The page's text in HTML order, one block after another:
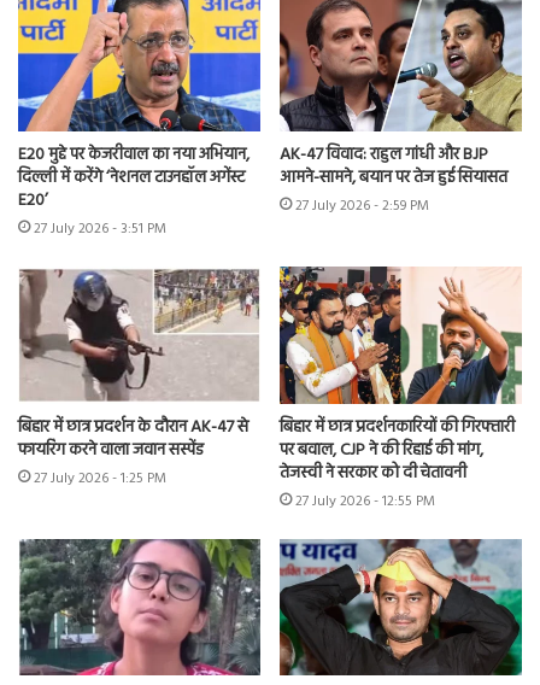
E20 मुद्दे पर केजरीवाल का नया अभियान,
दिल्ली में करेंगे ‘नेशनल टाउनहॉल अगेंस्ट
E20’
27 July 2026 - 3:51 PM
AK-47 विवाद: राहुल गांधी और BJP
आमने-सामने, बयान पर तेज हुई सियासत
27 July 2026 - 2:59 PM
बिहार में छात्र प्रदर्शन के दौरान AK-47 से
फायरिंग करने वाला जवान सस्पेंड
27 July 2026 - 1:25 PM
बिहार में छात्र प्रदर्शनकारियों की गिरफ्तारी
पर बवाल, CJP ने की रिहाई की मांग,
तेजस्वी ने सरकार को दी चेतावनी
27 July 2026 - 12:55 PM